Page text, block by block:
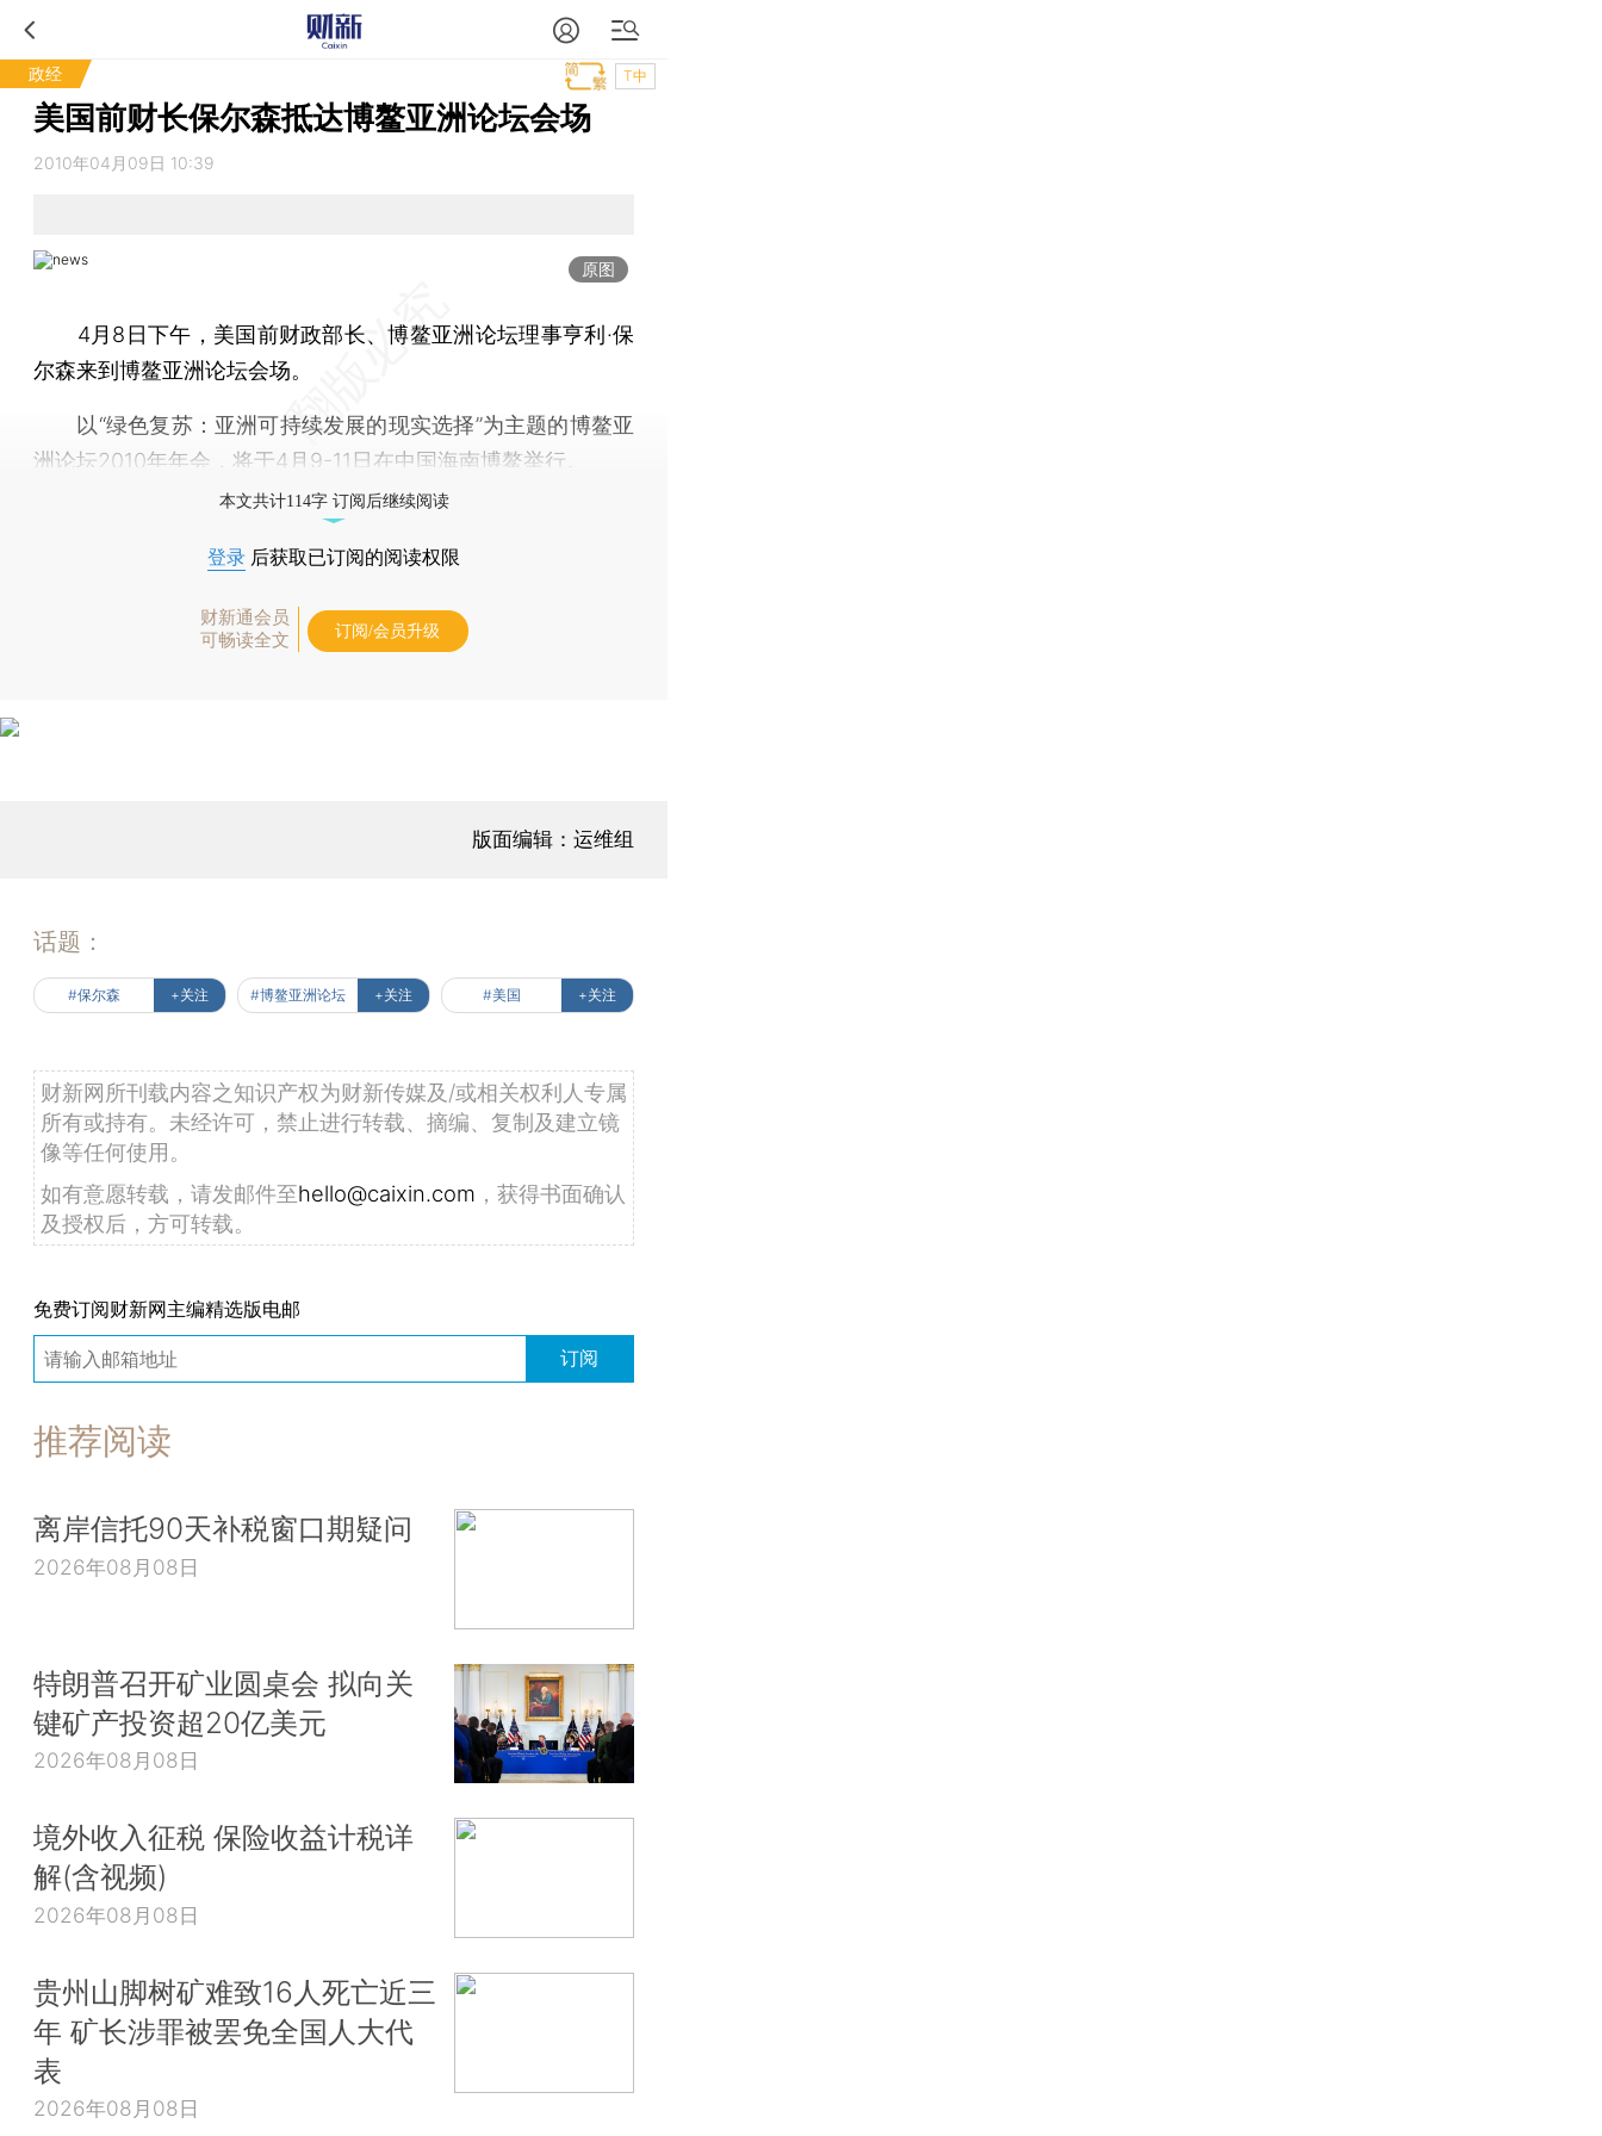
政经 T中
美国前财长保尔森抵达博鳌亚洲论坛会场
2010年04月09日 10:39
原图
4月8日下午，美国前财政部长、博鳌亚洲论坛理事亨利·保
尔森来到博鳌亚洲论坛会场。
以“绿色复苏：亚洲可持续发展的现实选择”为主题的博鳌亚
洲论坛2010年年会，将于4月9-11日在中国海南博鳌举行。
本文共计114字 订阅后继续阅读
登录 后获取已订阅的阅读权限
财新通会员
可畅读全文
订阅/会员升级
版面编辑：运维组
话题：
#保尔森 +关注 #博鳌亚洲论坛 +关注 #美国 +关注
财新网所刊载内容之知识产权为财新传媒及/或相关权利人专属
所有或持有。未经许可，禁止进行转载、摘编、复制及建立镜
像等任何使用。
如有意愿转载，请发邮件至hello@caixin.com ，获得书面确认
及授权后，方可转载。
免费订阅财新网主编精选版电邮
订阅
推荐阅读
离岸信托90天补税窗口期疑问
2026年08月08日
特朗普召开矿业圆桌会 拟向关
键矿产投资超20亿美元
2026年08月08日
境外收入征税 保险收益计税详
解(含视频)
2026年08月08日
贵州山脚树矿难致16人死亡近三
年 矿长涉罪被罢免全国人大代
表
2026年08月08日